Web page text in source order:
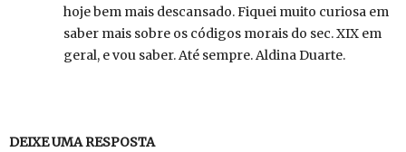
hoje bem mais descansado. Fiquei muito curiosa em
saber mais sobre os códigos morais do sec. XIX em
geral, e vou saber. Até sempre. Aldina Duarte.
DEIXE UMA RESPOSTA